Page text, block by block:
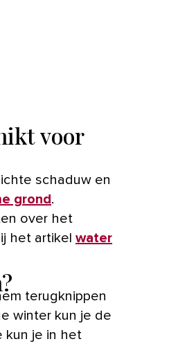
voor
schaduw en
grond .
over het
het artikel water
terugknippen
winter kun je de
kun je in het